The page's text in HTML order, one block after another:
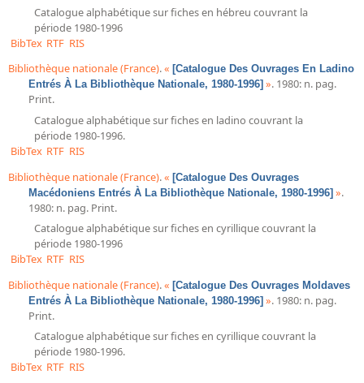
Répertoire
Répertoire des catalogues d'expositions
Répertoire des catalogues
Répertoire des manuscrits du XXe siècle
Publications
Guides des sources publiés
Ouvrages et documents sur la BnF numérisés dans Gallica
Revue de la Bibliothèque nationale de France
Directeurs de la Bibliothèque nationale du XIVe siècle à nos jours
Implantations de la Bibliothèque nationale de France
Le fil de l'histoire (frise chonologique)
La Bibliothèque nationale de France à livre ouvert
Richelieu, Bibliothèques - Musée - Galeries
Catalogue alphabétique sur fiches en hébreu couvrant la
période 1980-1996
BibTex RTF RIS
Bibliothèque nationale (France).« [Catalogue Des Ouvrages En Ladino
Entrés À La Bibliothèque Nationale, 1980-1996] ». 1980: n. pag.
Print.
Catalogue alphabétique sur fiches en ladino couvrant la
période 1980-1996.
BibTex RTF RIS
Bibliothèque nationale (France).« [Catalogue Des Ouvrages
Macédoniens Entrés À La Bibliothèque Nationale, 1980-1996] ».
1980: n. pag. Print.
Catalogue alphabétique sur fiches en cyrillique couvrant la
période 1980-1996
BibTex RTF RIS
Bibliothèque nationale (France).« [Catalogue Des Ouvrages Moldaves
Entrés À La Bibliothèque Nationale, 1980-1996] ». 1980: n. pag.
Print.
Catalogue alphabétique sur fiches en cyrillique couvrant la
période 1980-1996.
BibTex RTF RIS